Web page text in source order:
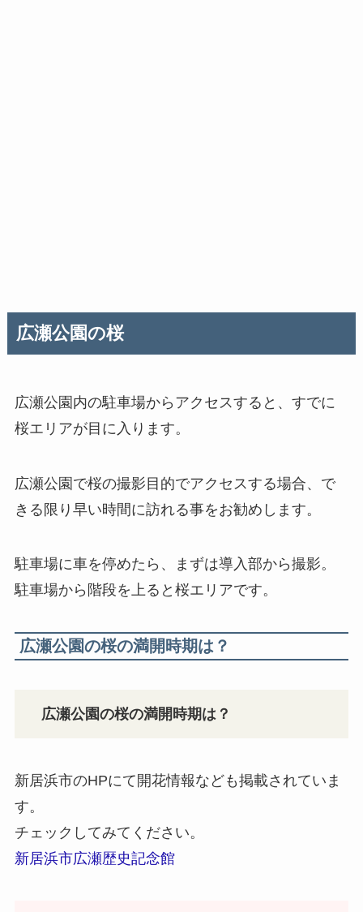
広瀬公園の桜
広瀬公園内の駐車場からアクセスすると、すでに
桜エリアが目に入ります。
広瀬公園で桜の撮影目的でアクセスする場合、で
きる限り早い時間に訪れる事をお勧めします。
駐車場に車を停めたら、まずは導入部から撮影。
駐車場から階段を上ると桜エリアです。
広瀬公園の桜の満開時期は？
広瀬公園の桜の満開時期は？
新居浜市のHPにて開花情報なども掲載されていま
す。
チェックしてみてください。
新居浜市広瀬歴史記念館